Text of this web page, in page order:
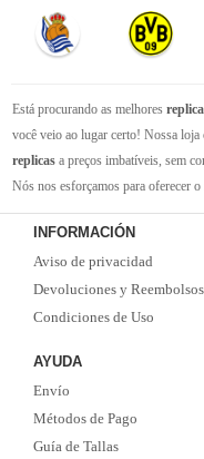
Está procurando as melhores
você veio ao lugar certo! Nossa loja
replicas a preços imbatíveis, sem
Nós nos esforçamos para oferecer
navegação em nosso site até a
atendimento ao cliente amigável e
em todas as etapas do processo de
Não se esqueça que, se o valor da
serviço de entrega EMS gratuito.
INFORMACIÓN
Aviso de privacidad
Devoluciones y Reembolsos
Condiciones de Uso
AYUDA
Envío
Métodos de Pago
Guía de Tallas